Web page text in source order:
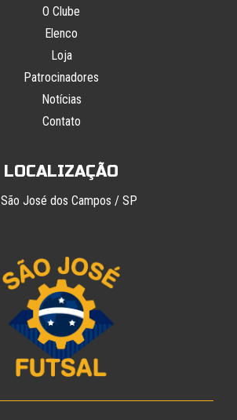
O Clube
Elenco
Loja
Patrocinadores
Notícias
Contato
LOCALIZAÇÃO
São José dos Campos / SP